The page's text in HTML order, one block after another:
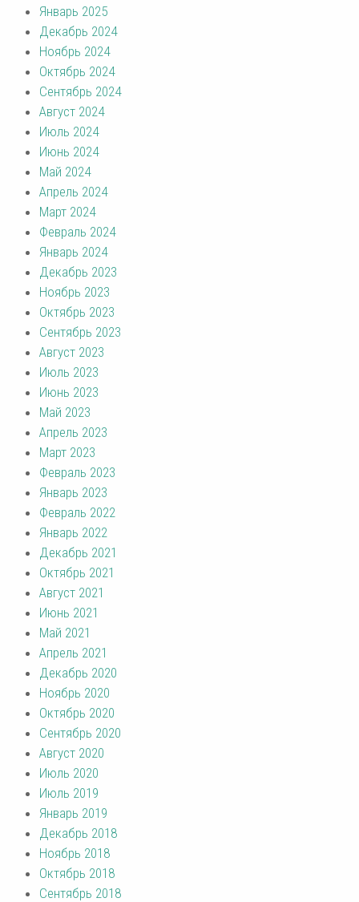
Январь 2025
Декабрь 2024
Ноябрь 2024
Октябрь 2024
Сентябрь 2024
Август 2024
Июль 2024
Июнь 2024
Май 2024
Апрель 2024
Март 2024
Февраль 2024
Январь 2024
Декабрь 2023
Ноябрь 2023
Октябрь 2023
Сентябрь 2023
Август 2023
Июль 2023
Июнь 2023
Май 2023
Апрель 2023
Март 2023
Февраль 2023
Январь 2023
Февраль 2022
Январь 2022
Декабрь 2021
Октябрь 2021
Август 2021
Июнь 2021
Май 2021
Апрель 2021
Декабрь 2020
Ноябрь 2020
Октябрь 2020
Сентябрь 2020
Август 2020
Июль 2020
Июль 2019
Январь 2019
Декабрь 2018
Ноябрь 2018
Октябрь 2018
Сентябрь 2018